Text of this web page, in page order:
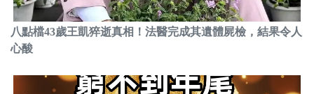
八點檔43歲王凱猝逝真相！法醫完成其遺體屍檢，結果令人
心酸